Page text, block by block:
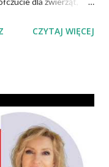
nowotworów,
– czy przechodząc na
się liczyć z tym, że
sumowało w
Agata Radosh,
CZYTAJ WIĘCEJ